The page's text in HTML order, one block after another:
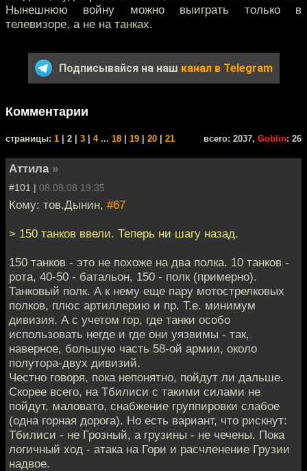
Нынешнюю войну можно выиграть только в
телевизоре, а не на танках.
Подписывайся на наш канал в Telegram
Комментарии
cтраницы: 1 | 2 | 3 | 4... 18 | 19 | 20 | 21 всего: 2037, Goblin: 26
Аттила »
#101 | 08.08.08 19:35
Кому: тов.Дынин, #67
> 150 танков ввели. Теперь ни шагу назад.
150 танков - это не похоже на два полка. 10 танков -
рота, 40-50 - батальон, 150 - полк (примерно).
Танковый полк. А к нему еще пару мотострелковых
полков, плюс артиллерию и пр. Т.е. минимум
дивизия. А с учетом гор, где танки особо
использовать негде и где они уязвимы - так,
наверное, большую часть 58-ой армии, около
полутора-двух дивизий.
Честно говоря, пока непонятно, пойдут ли дальше.
Скорее всего, на Тбилиси с такими силами не
пойдут, маловато, снабжение группировки слабое
(одна горная дорога). Но есть вариант, что рискнут:
Тбилиси - не Грозный, а грузины - не чечены. Пока
логичный ход - атака на Гори и расчленение Грузии
надвое.